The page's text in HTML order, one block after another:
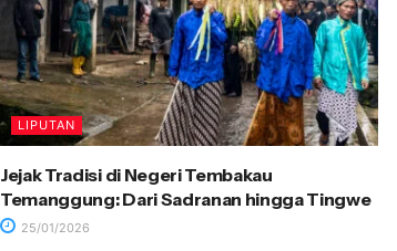
LIPUTAN
Jejak Tradisi di Negeri Tembakau
Temanggung: Dari Sadranan hingga Tingwe
25/01/2026